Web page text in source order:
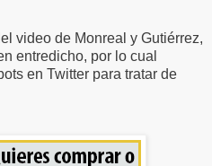
video de Monreal y Gutiérrez,
entredicho, por lo cual
en Twitter para tratar de